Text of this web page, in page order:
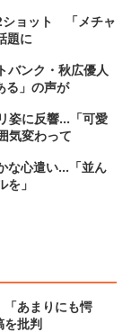
ショット 「メチャ
題に
バンク・秋広優人
る」の声が
姿に反響...「可愛
気変わって
な心遣い...「並ん
」
「あまりにも愕
を批判